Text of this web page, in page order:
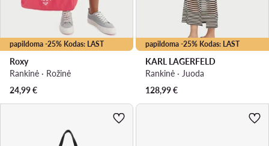
papildoma -25% Kodas: LAST
Roxy
Rankinė · Rožinė
24,99€
papildoma -25% Kodas: LAST
KARL LAGERFELD
Rankinė · Juoda
128,99€